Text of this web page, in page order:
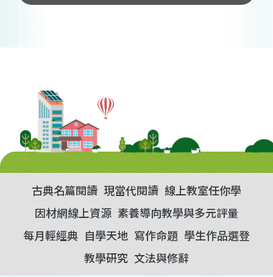
古典名篇閱讀 現當代閱讀 線上教室任你學
因材網線上資源 素養導向教學與多元評量
每月輕經典 自學天地 寫作命題 學生作品選登
教學研究 文法與修辭